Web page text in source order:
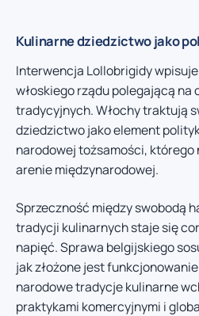
Kulinarne dziedzictwo jako
Interwencja Lollobrigidy
włoskiego rządu polegającą
tradycyjnych. Włochy traktują
dziedzictwo jako element
narodowej tożsamości, którego
arenie międzynarodowej.
Sprzeczność między swobodą
tradycji kulinarnych staje się
napięć. Sprawa belgijskiego
jak złożone jest
narodowe tradycje kulinarne
praktykami komercyjnymi i